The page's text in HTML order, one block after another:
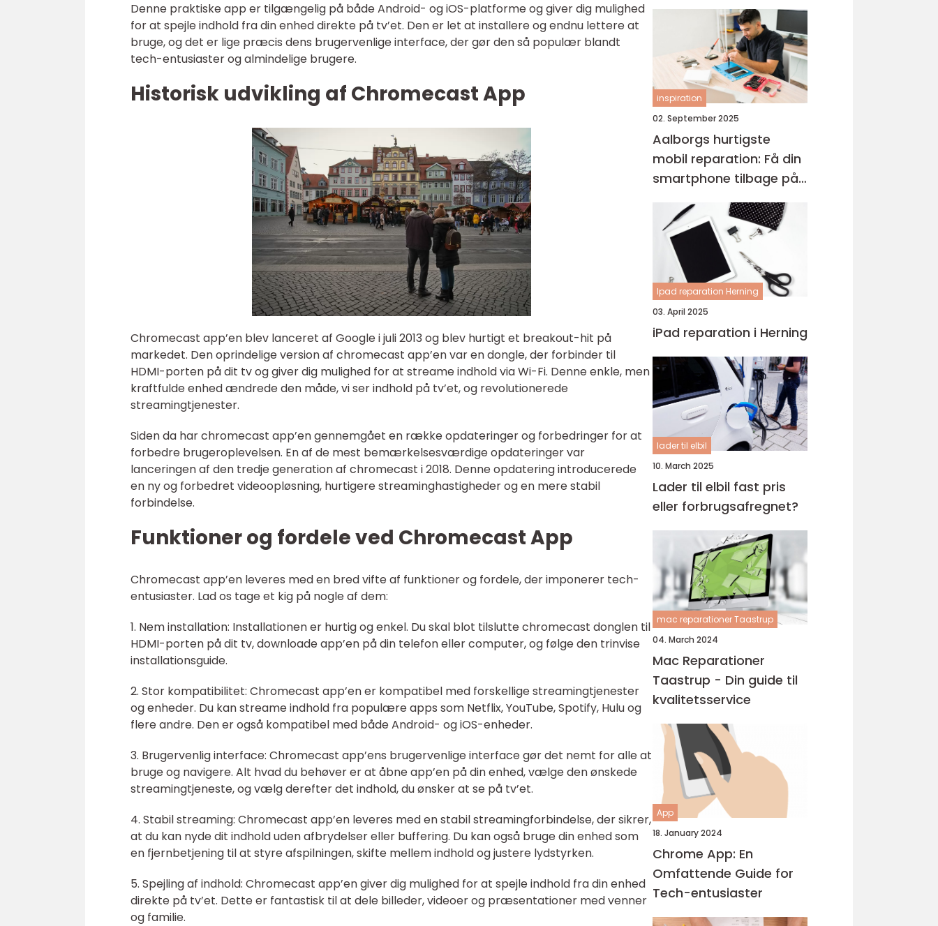
Denne praktiske app er tilgængelig på både Android- og iOS-platforme og giver dig mulighed
for at spejle indhold fra din enhed direkte på tv’et. Den er let at installere og endnu lettere at
bruge, og det er lige præcis dens brugervenlige interface, der gør den så populær blandt
tech-entusiaster og almindelige brugere.
Historisk udvikling af Chromecast App
Chromecast app’en blev lanceret af Google i juli 2013 og blev hurtigt et breakout-hit på
markedet. Den oprindelige version af chromecast app’en var en dongle, der forbinder til
HDMI-porten på dit tv og giver dig mulighed for at streame indhold via Wi-Fi. Denne enkle, men
kraftfulde enhed ændrede den måde, vi ser indhold på tv’et, og revolutionerede
streamingtjenester.
Siden da har chromecast app’en gennemgået en række opdateringer og forbedringer for at
forbedre brugeroplevelsen. En af de mest bemærkelsesværdige opdateringer var
lanceringen af den tredje generation af chromecast i 2018. Denne opdatering introducerede
en ny og forbedret videoopløsning, hurtigere streaminghastigheder og en mere stabil
forbindelse.
Funktioner og fordele ved Chromecast App
Chromecast app’en leveres med en bred vifte af funktioner og fordele, der imponerer tech-
entusiaster. Lad os tage et kig på nogle af dem:
1. Nem installation: Installationen er hurtig og enkel. Du skal blot tilslutte chromecast donglen til
HDMI-porten på dit tv, downloade app’en på din telefon eller computer, og følge den trinvise
installationsguide.
2. Stor kompatibilitet: Chromecast app’en er kompatibel med forskellige streamingtjenester
og enheder. Du kan streame indhold fra populære apps som Netflix, YouTube, Spotify, Hulu og
flere andre. Den er også kompatibel med både Android- og iOS-enheder.
3. Brugervenlig interface: Chromecast app’ens brugervenlige interface gør det nemt for alle at
bruge og navigere. Alt hvad du behøver er at åbne app’en på din enhed, vælge den ønskede
streamingtjeneste, og vælg derefter det indhold, du ønsker at se på tv’et.
4. Stabil streaming: Chromecast app’en leveres med en stabil streamingforbindelse, der sikrer,
at du kan nyde dit indhold uden afbrydelser eller buffering. Du kan også bruge din enhed som
en fjernbetjening til at styre afspilningen, skifte mellem indhold og justere lydstyrken.
5. Spejling af indhold: Chromecast app’en giver dig mulighed for at spejle indhold fra din enhed
direkte på tv’et. Dette er fantastisk til at dele billeder, videoer og præsentationer med venner
og familie.
inspiration
02. September 2025
Aalborgs hurtigste
mobil reparation: Få din
smartphone tilbage på
Ipad reparation Herning
03. April 2025
iPad reparation i Herning
lader til elbil
10. March 2025
Lader til elbil fast pris
eller forbrugsafregnet?
mac reparationer Taastrup
04. March 2024
Mac Reparationer
Taastrup - Din guide til
kvalitetsservice
App
18. January 2024
Chrome App: En
Omfattende Guide for
Tech-entusiaster